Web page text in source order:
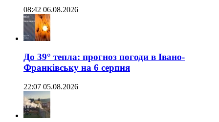
08:42 06.08.2026
До 39° тепла: прогноз погоди в Івано-
Франківську на 6 серпня
22:07 05.08.2026